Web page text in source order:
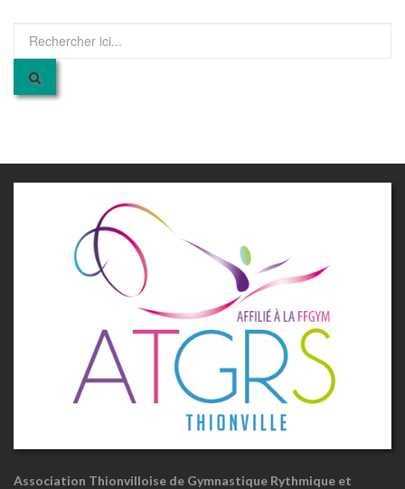
pour
Association Thionvilloise de Gymnastique Rythmique et